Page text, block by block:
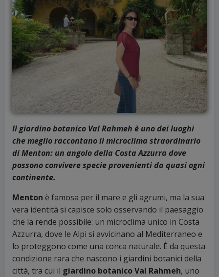
Il giardino botanico Val Rahmeh è uno dei luoghi
che meglio raccontano il microclima straordinario
di Menton: un angolo della Costa Azzurra dove
possono convivere specie provenienti da quasi ogni
continente.
Menton è famosa per il mare e gli agrumi, ma la sua
vera identità si capisce solo osservando il paesaggio
che la rende possibile: un microclima unico in Costa
Azzurra, dove le Alpi si avvicinano al Mediterraneo e
lo proteggono come una conca naturale. È da questa
condizione rara che nascono i giardini botanici della
città, tra cui il giardino botanico Val Rahmeh, uno